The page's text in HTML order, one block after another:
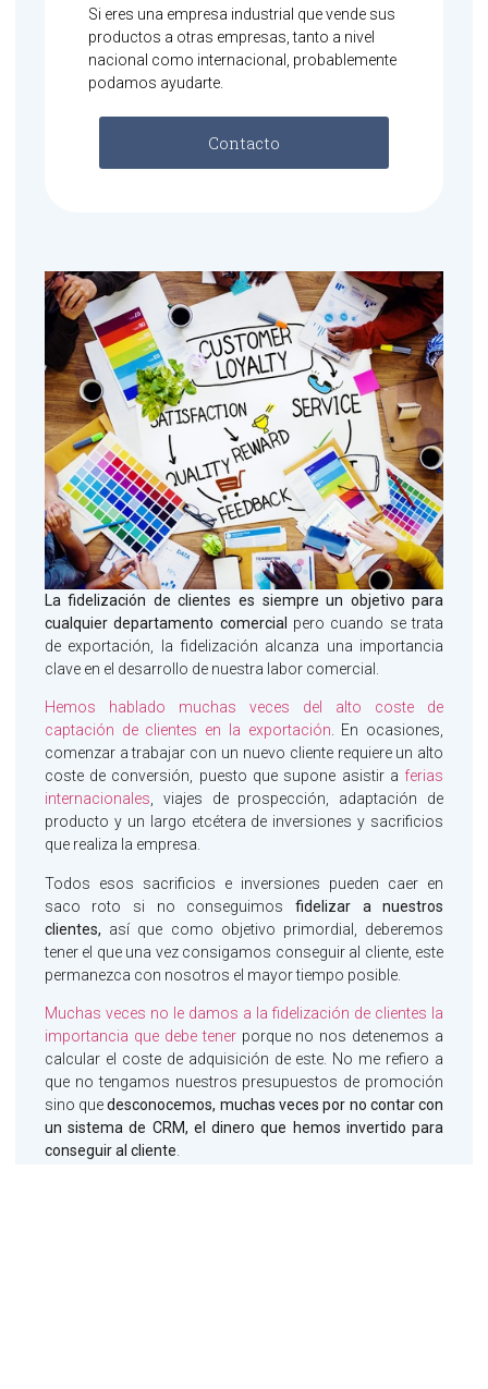
Si eres una empresa industrial que vende sus
productos a otras empresas, tanto a nivel
nacional como internacional, probablemente
podamos ayudarte.
Contacto
La fidelización de clientes es siempre un objetivo para
cualquier departamento comercial
pero cuando se trata
de exportación, la fidelización alcanza una importancia
clave en el desarrollo de nuestra labor comercial.
Hemos hablado muchas veces del alto coste de
captación de clientes en la exportación. En ocasiones,
comenzar a trabajar con un nuevo cliente requiere un alto
coste de conversión, puesto que supone asistir a ferias
internacionales, viajes de prospección, adaptación de
producto y un largo etcétera de inversiones y sacrificios
que realiza la empresa.
Todos esos sacrificios e inversiones pueden caer en
saco roto si no conseguimos fidelizar a nuestros
clientes, así que como objetivo primordial, deberemos
tener el que una vez consigamos conseguir al cliente, este
permanezca con nosotros el mayor tiempo posible.
Muchas veces no le damos a la fidelización de clientes la
importancia que debe tener porque no nos detenemos a
calcular el coste de adquisición de este. No me refiero a
que no tengamos nuestros presupuestos de promoción
sino quedesconocemos, muchas veces por no contar con
un sistema de CRM, el dinero que hemos invertido para
conseguir al cliente